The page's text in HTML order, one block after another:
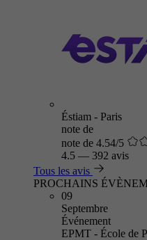
Éstiam - Paris
note de
note de 4.54/5
4.5 — 392 avis
Tous les avis
PROCHAINS
09
Septembre
Événement
EPMT - École de